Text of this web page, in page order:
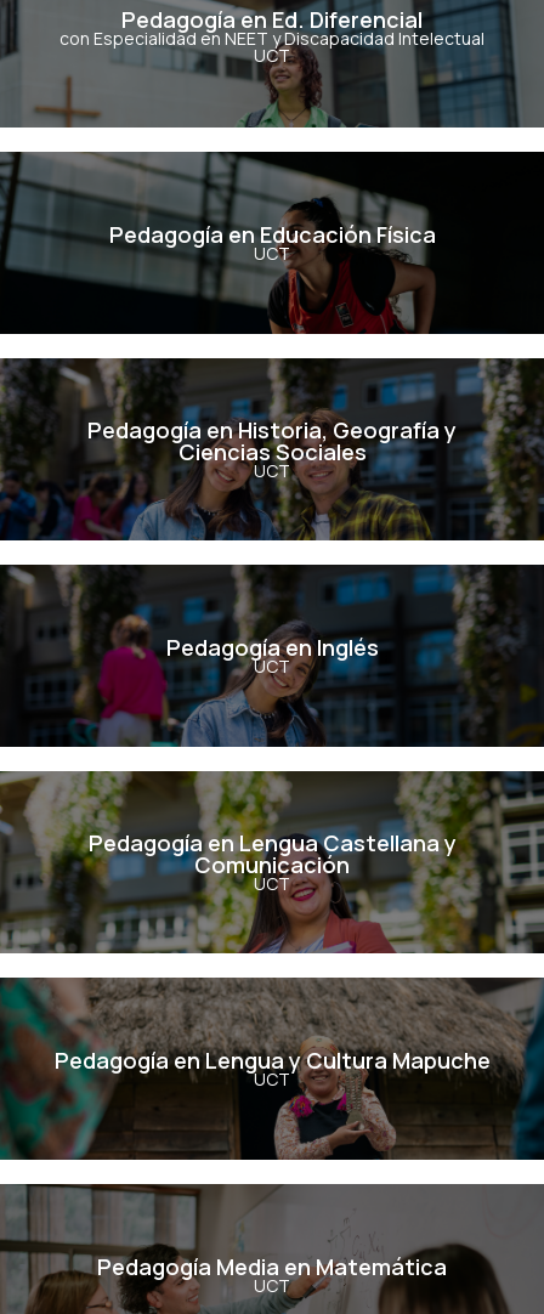
Pedagogía en Ed. Diferencial
con Especialidad en NEET y Discapacidad Intelectual
UCT
Ver Carrera
Pedagogía en Educación Física
UCT
Pedagogía en Educación Física
Ver Carrera
Pedagogía en Historia, Geografía y
Ciencias Sociales
UCT
Pedagogía en Historia, Geografía y
Ciencias Sociales
Ver Carrera
Pedagogía en Inglés
UCT
Pedagogía en Inglés
Ver Carrera
Pedagogía en Lengua Castellana y
Comunicación
UCT
Pedagogía en Lengua Castellana y
Comunicación
Ver Carrera
Pedagogía en Lengua y Cultura Mapuche
UCT
Pedagogía en Lengua y Cultura
Mapuche
Ver Carrera
Pedagogía Media en Matemática
UCT
Pedagogía Media en Matemática
Ver Carrera